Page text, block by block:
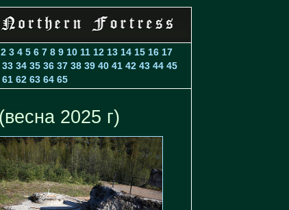
2 3 4 5 6 7 8 9 10 11 12 13 14 15 16 17
33 34 35 36 37 38 39 40 41 42 43 44 45
61 62 63 64 65
2025 г)